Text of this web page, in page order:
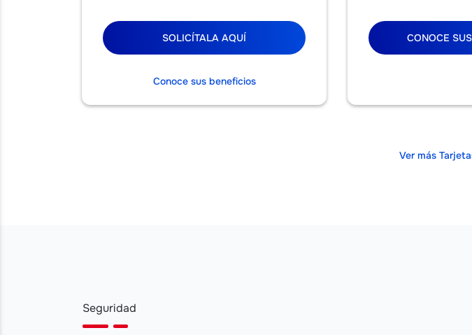
SOLICÍTALA AQUÍ
Conoce sus beneficios
CONOCE
Ver más
Seguridad